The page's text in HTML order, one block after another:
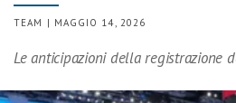
TEAM | MAGGIO 14, 2026
Le anticipazioni della registrazione